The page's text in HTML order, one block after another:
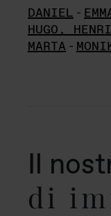
DANIEL -
HUGO,
MARTA -
Il
di